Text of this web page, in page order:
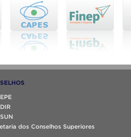
dos Conselhos Superiores